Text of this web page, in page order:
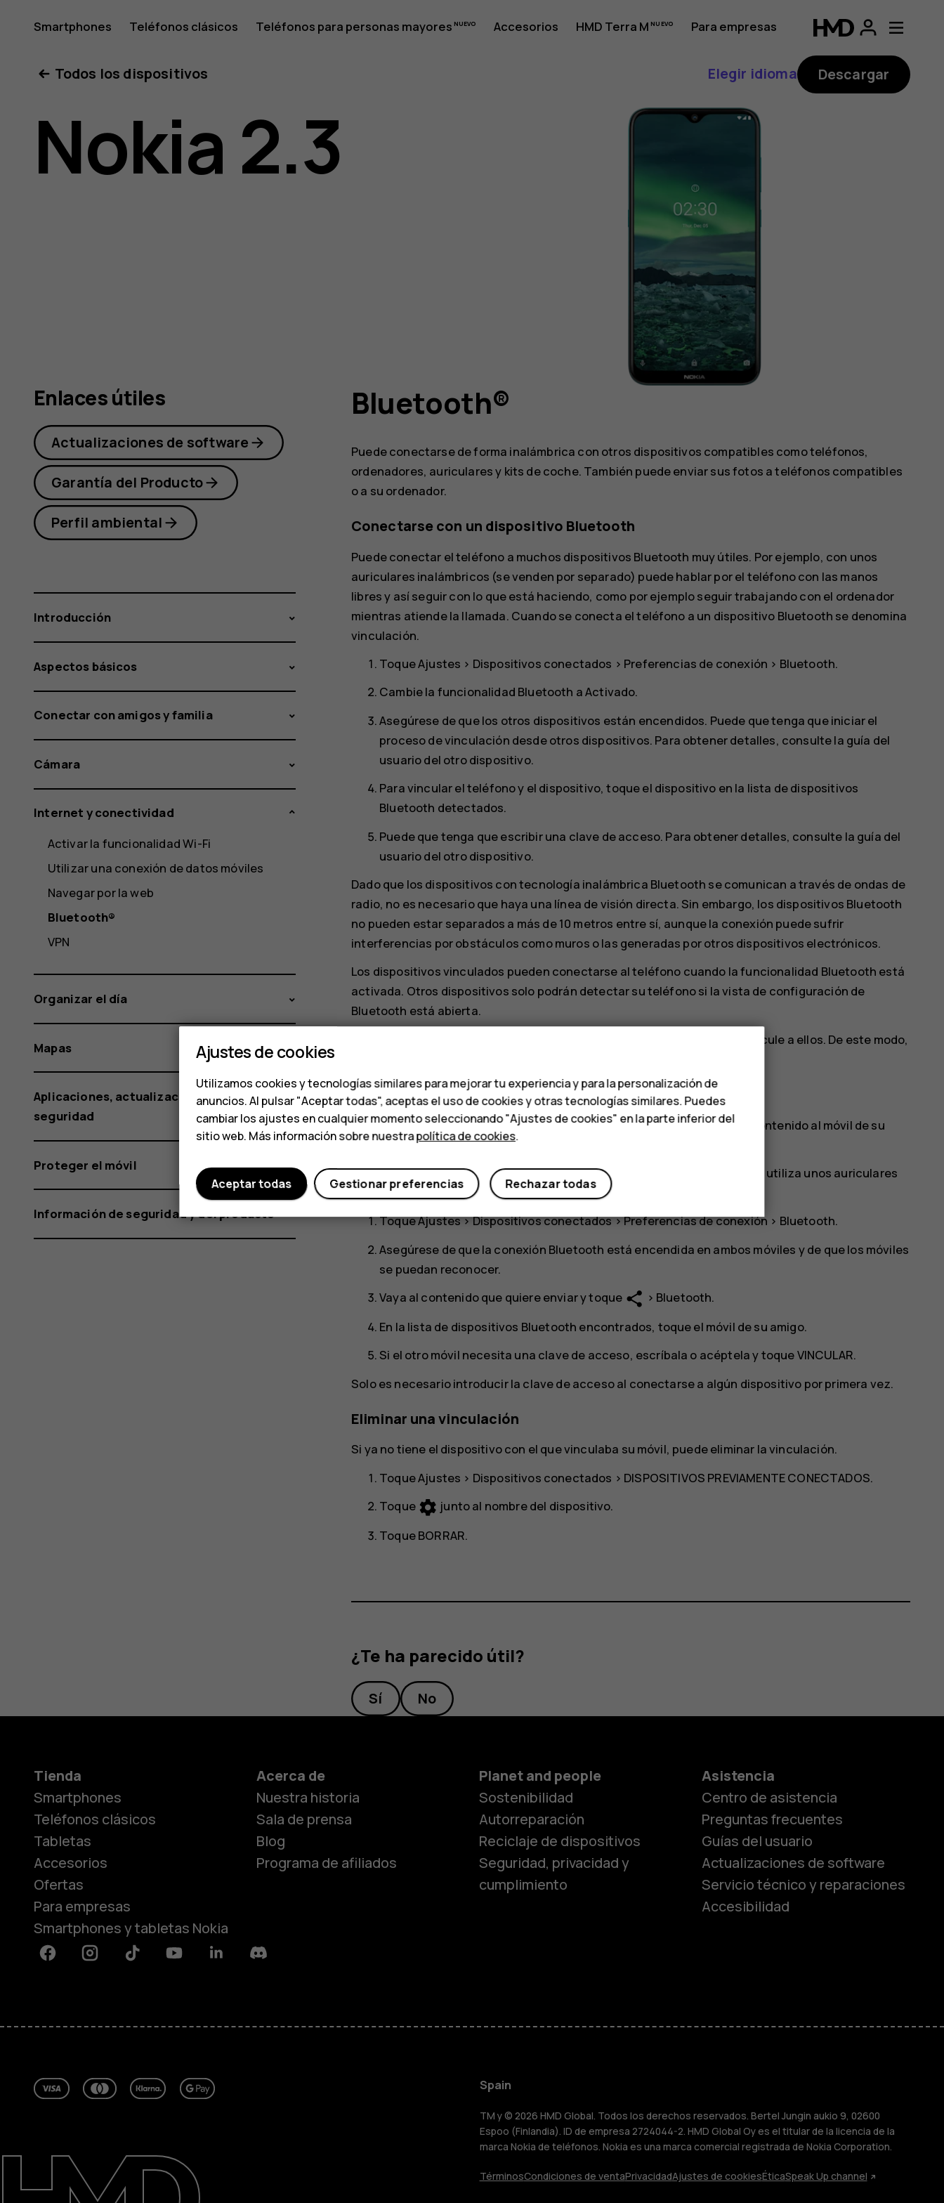
Guía
del
usuario
2.3
Smartphones Teléfonos clásicos Teléfonos para personas mayores Accesorios HMD Terra M
Para empresas
Smartphones
Teléfonos clásicos
Teléfonos para
HMD Terra M
Para empresas
Tabletas
Tienda
Blog
Asistencia
Spain
Todos los dispositivos Elegir idioma Descargar
Nokia 2.3
Bluetooth®
Puede conectarse de forma inalámbrica con otros dispositivos compatibles como teléfonos,
ordenadores, auriculares y kits de coche. También puede enviar sus fotos a teléfonos compatibles
o a su ordenador.
Conectarse con un dispositivo Bluetooth
Puede conectar el teléfono a muchos dispositivos Bluetooth muy útiles. Por ejemplo, con unos
auriculares inalámbricos (se venden por separado) puede hablar por el teléfono con las manos
libres y así seguir con lo que está haciendo, como por ejemplo seguir trabajando con el ordenador
mientras atiende la llamada. Cuando se conecta el teléfono a un dispositivo Bluetooth se denomina
vinculación.
ToqueAjustes > Dispositivos conectados > Preferencias de conexión > Bluetooth.
Cambie la funcionalidad Bluetooth aActivado.
Asegúrese de que los otros dispositivos están encendidos. Puede que tenga que iniciar el
proceso de vinculación desde otros dispositivos. Para obtener detalles, consulte la guía del
usuario del otro dispositivo.
Para vincular el teléfono y el dispositivo, toque el dispositivo en la lista de dispositivos
Bluetooth detectados.
Puede que tenga que escribir una clave de acceso. Para obtener detalles, consulte la guía del
usuario del otro dispositivo.
Dado que los dispositivos con tecnología inalámbrica Bluetooth se comunican a través de ondas de
radio, no es necesario que haya una línea de visión directa. Sin embargo, los dispositivos Bluetooth
no pueden estar separados a más de 10 metros entre sí, aunque la conexión puede sufrir
interferencias por obstáculos como muros o las generadas por otros dispositivos electrónicos.
Los dispositivos vinculados pueden conectarse al teléfono cuando la funcionalidad Bluetooth está
activada. Otros dispositivos solo podrán detectar su teléfono si la vista de configuración de
Bluetooth está abierta.
No acepte solicitudes de conexión de dispositivos desconocidos ni se vincule a ellos. De este modo,
Comparte contenido mediante Bluetooth
Si desea compartir sus fotos u otro contenido con un amigo, envíe este contenido al móvil de su
amigo mediante Bluetooth.
Puede usar más de una conexión Bluetooth a la vez. Por ejemplo, mientras utiliza unos auriculares
Bluetooth, puede enviar contenido a otro móvil.
ToqueAjustes>Dispositivos conectados>Preferencias de conexión > Bluetooth.
Asegúrese de que la conexión Bluetooth está encendida en ambos móviles y de que los móviles
se puedan reconocer.
Vaya al contenido que quiere enviar y toque share > Bluetooth.
En la lista de dispositivos Bluetooth encontrados, toque el móvil de su amigo.
Si el otro móvil necesita una clave de acceso, escríbala o acéptela y toqueVINCULAR.
Solo es necesario introducir la clave de acceso al conectarse a algún dispositivo por primera vez.
Eliminar una vinculación
Si ya no tiene el dispositivo con el que vinculaba su móvil, puede eliminar la vinculación.
ToqueAjustes > Dispositivos conectados > DISPOSITIVOS PREVIAMENTE CONECTADOS.
Toque settings junto al nombre del dispositivo.
ToqueBORRAR.
¿Te ha parecido útil?
Sí No
Enlaces útiles
Actualizaciones de software
Garantía del Producto
Perfil ambiental
Introducción
Aspectos básicos
Conectar con amigos y familia
Cámara
Internet y conectividad
Activar la funcionalidad Wi-Fi
Utilizar una conexión de datos móviles
Navegar por la web
Bluetooth®
VPN
Organizar el día
Mapas
Aplicaciones, actualizaciones y copias de
seguridad
Proteger el móvil
Información de seguridad y del producto
Tienda
Smartphones
Teléfonos clásicos
Tabletas
Accesorios
Ofertas
Para empresas
Smartphones y tabletas Nokia
Acerca de
Nuestra historia
Sala de prensa
Blog
Programa de afiliados
Planet and people
Sostenibilidad
Autorreparación
Reciclaje de dispositivos
Seguridad, privacidad y
cumplimiento
Asistencia
Centro de asistencia
Preguntas frecuentes
Guías del usuario
Actualizaciones de software
Servicio técnico y reparaciones
Accesibilidad
FacebookInstagramTiktok YoutubeLinkedinDiscord
Spain
TM y © 2026 HMD Global. Todos los derechos reservados. Bertel Jungin aukio 9, 02600
Espoo (Finlandia). ID de empresa 2724044-2. HMD Global Oy es el titular de la licencia de la
marca Nokia de teléfonos. Nokia es una marca comercial registrada de Nokia Corporation.
TérminosCondiciones de ventaPrivacidadAjustes de cookiesÉticaSpeak Up channel
Ajustes de cookies
Utilizamos cookies y tecnologías similares para mejorar tu experiencia y para la personalización de
anuncios. Al pulsar "Aceptar todas", aceptas el uso de cookies y otras tecnologías similares. Puedes
cambiar los ajustes en cualquier momento seleccionando "Ajustes de cookies" en la parte inferior del
sitio web. Más información sobre nuestrapolítica de cookies.
Rechazar todas
Gestionar preferencias
Aceptar todas